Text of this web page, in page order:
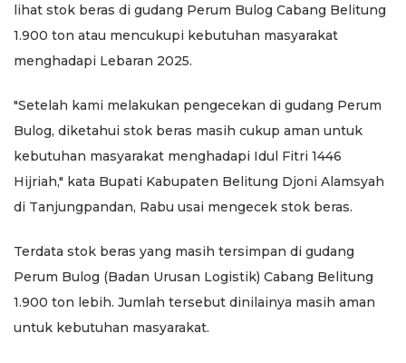
lihat stok beras di gudang Perum Bulog Cabang Belitung
1.900 ton atau mencukupi kebutuhan masyarakat
menghadapi Lebaran 2025.
"Setelah kami melakukan pengecekan di gudang Perum
Bulog, diketahui stok beras masih cukup aman untuk
kebutuhan masyarakat menghadapi Idul Fitri 1446
Hijriah," kata Bupati Kabupaten Belitung Djoni Alamsyah
di Tanjungpandan, Rabu usai mengecek stok beras.
Terdata stok beras yang masih tersimpan di gudang
Perum Bulog (Badan Urusan Logistik) Cabang Belitung
1.900 ton lebih. Jumlah tersebut dinilainya masih aman
untuk kebutuhan masyarakat.